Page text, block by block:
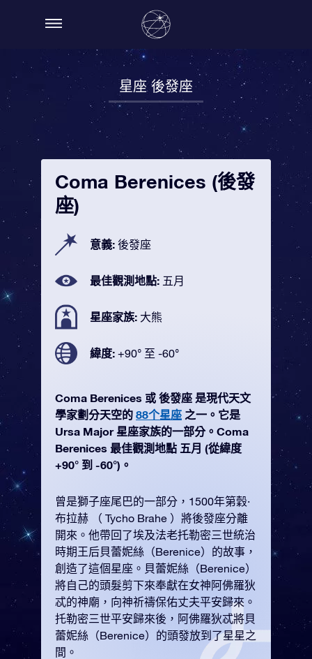
星座 後發座
Coma Berenices (後發
座)
意義: 後發座
最佳觀測地點: 五月
星座家族: 大熊
緯度: +90° 至 -60°
Coma Berenices 或 後發座 是現代天文
學家劃分天空的 88个星座 之一。它是
Ursa Major 星座家族的一部分。Coma
Berenices 最佳觀測地點 五月 (從緯度
+90° 到 -60°)。
曾是獅子座尾巴的一部分，1500年第穀·
布拉赫 （ Tycho Brahe ）將後發座分離
開來。他帶回了埃及法老托勒密三世統治
時期王后貝蕾妮絲（Berenice）的故事，
創造了這個星座。貝蕾妮絲（Berenice）
將自己的頭髮剪下來奉獻在女神阿佛羅狄
忒的神廟，向神祈禱保佑丈夫平安歸來。
托勒密三世平安歸來後，阿佛羅狄忒將貝
蕾妮絲（Berenice）的頭發放到了星星之
間。